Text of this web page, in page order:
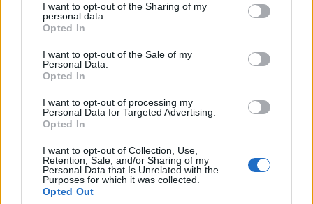
not limited to your visit or usage behaviour. You may click to
grant or deny consent to Google and its third-party tags to
use your data for below specified purposes in below Google
consent section.
I want to opt-out of the Sharing of my
personal data.
Opted In
I want to opt-out of the Sale of my
Personal Data.
Opted In
I want to opt-out of processing my
Personal Data for Targeted Advertising.
Opted In
I want to opt-out of Collection, Use,
Retention, Sale, and/or Sharing of my
Personal Data that Is Unrelated with the
Purposes for which it was collected.
Opted Out